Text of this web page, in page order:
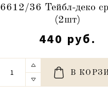
6612/36 Тейбл-деко
(2шт)
440 руб.
В